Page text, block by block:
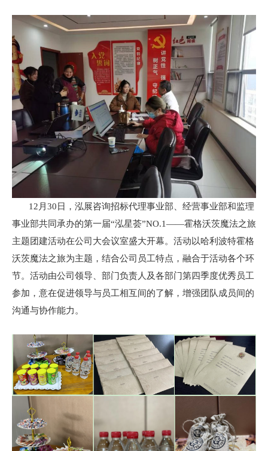
12月30日，泓展咨询招标代理事业部、经营事业部和监理
事业部共同承办的第一届“泓星荟”NO.1——霍格沃茨魔法之旅
主题团建活动在公司大会议室盛大开幕。活动以哈利波特霍格
沃茨魔法之旅为主题，结合公司员工特点，融合于活动各个环
节。活动由公司领导、部门负责人及各部门第四季度优秀员工
参加，意在促进领导与员工相互间的了解，增强团队成员间的
沟通与协作能力。